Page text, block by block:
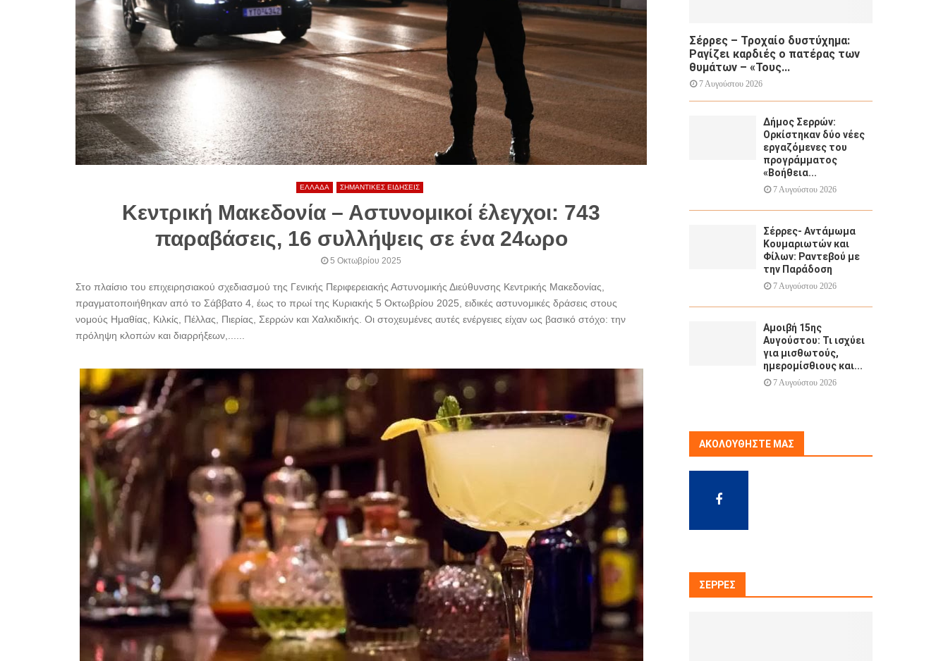
ΕΛΛΑΔΑ ΣΗΜΑΝΤΙΚΕΣ ΕΙΔΗΣΕΙΣ
Κεντρική Μακεδονία – Αστυνομικοί έλεγχοι: 743
παραβάσεις, 16 συλλήψεις σε ένα 24ωρο
5 Οκτωβρίου 2025
Στο πλαίσιο του επιχειρησιακού σχεδιασμού της Γενικής Περιφερειακής Αστυνομικής Διεύθυνσης Κεντρικής Μακεδονίας,
πραγματοποιήθηκαν από το Σάββατο 4, έως το πρωί της Κυριακής 5 Οκτωβρίου 2025, ειδικές αστυνομικές δράσεις στους
νομούς Ημαθίας, Κιλκίς, Πέλλας, Πιερίας, Σερρών και Χαλκιδικής. Οι στοχευμένες αυτές ενέργειες είχαν ως βασικό στόχο: την
πρόληψη κλοπών και διαρρήξεων,......
Σέρρες – Τροχαίο δυστύχημα:
Ραγίζει καρδιές ο πατέρας των
θυμάτων – «Τους...
7 Αυγούστου 2026
Δήμος Σερρών:
Ορκίστηκαν δύο νέες
εργαζόμενες του
προγράμματος
«Βοήθεια...
7 Αυγούστου 2026
Σέρρες- Αντάμωμα
Κουμαριωτών και
Φίλων: Ραντεβού με
την Παράδοση
7 Αυγούστου 2026
Αμοιβή 15ης
Αυγούστου: Τι ισχύει
για μισθωτούς,
ημερομίσθιους και...
7 Αυγούστου 2026
ΑΚΟΛΟΥΘΉΣΤΕ ΜΑΣ
ΣΈΡΡΕΣ